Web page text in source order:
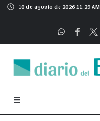
10 de agosto de 2026 11:29 AM